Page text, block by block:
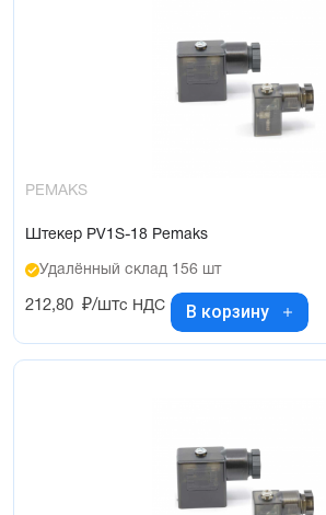
PEMAKS
Штекер PV1S-18 Pemaks
Удалённый склад 156 шт
212,80 ₽/штс НДС В корзину